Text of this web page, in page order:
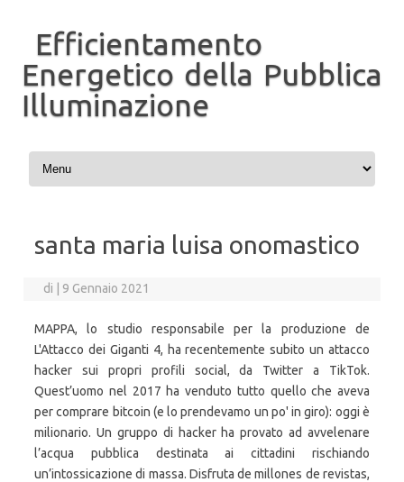
Efficientamento
Energetico della Pubblica
Illuminazione
Vai al contenuto
santa maria luisa onomastico
di 9 Gennaio 2021
MAPPA, lo studio responsabile per la produzione de
L'Attacco dei Giganti 4, ha recentemente subito un attacco
hacker sui propri profili social, da Twitter a TikTok.
Quest’uomo nel 2017 ha venduto tutto quello che aveva
per comprare bitcoin (e lo prendevamo un po' in giro): oggi è
milionario. Un gruppo di hacker ha provato ad avvelenare
l’acqua pubblica destinata ai cittadini rischiando
un’intossicazione di massa. Disfruta de millones de revistas,